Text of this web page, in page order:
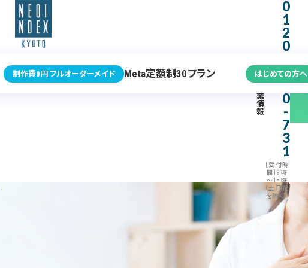
業
情
報
0
1
2
0
3
7
0
-
7
3
1
［受付時
間］9時
～18時
（土日祝
を除く）
制作費0円 フルオーダーメイド Meta定額制30プラン はじめての方へ